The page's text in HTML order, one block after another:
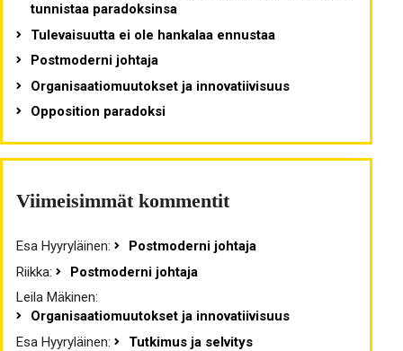
tunnistaa paradoksinsa
Tulevaisuutta ei ole hankalaa ennustaa
Postmoderni johtaja
Organisaatiomuutokset ja innovatiivisuus
Opposition paradoksi
Viimeisimmät kommentit
Esa Hyyryläinen:
Postmoderni johtaja
Riikka:
Postmoderni johtaja
Leila Mäkinen:
Organisaatiomuutokset ja innovatiivisuus
Esa Hyyryläinen:
Tutkimus ja selvitys